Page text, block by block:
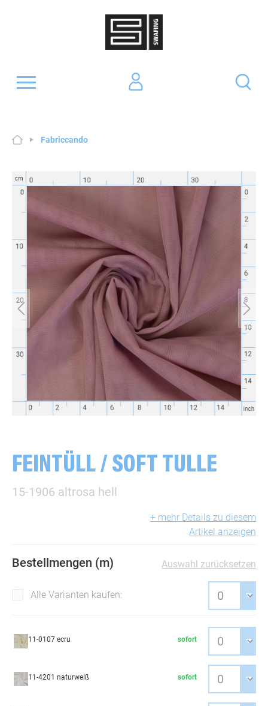
Fabriccando
FEINTÜLL / SOFT TULLE
15-1906 altrosa hell
+ mehr Details zu diesem
Artikel anzeigen
Bestellmengen (m) Auswahl zurücksetzen
Alle Varianten kaufen:
11-0107 ecru sofort
11-4201 naturweiß sofort